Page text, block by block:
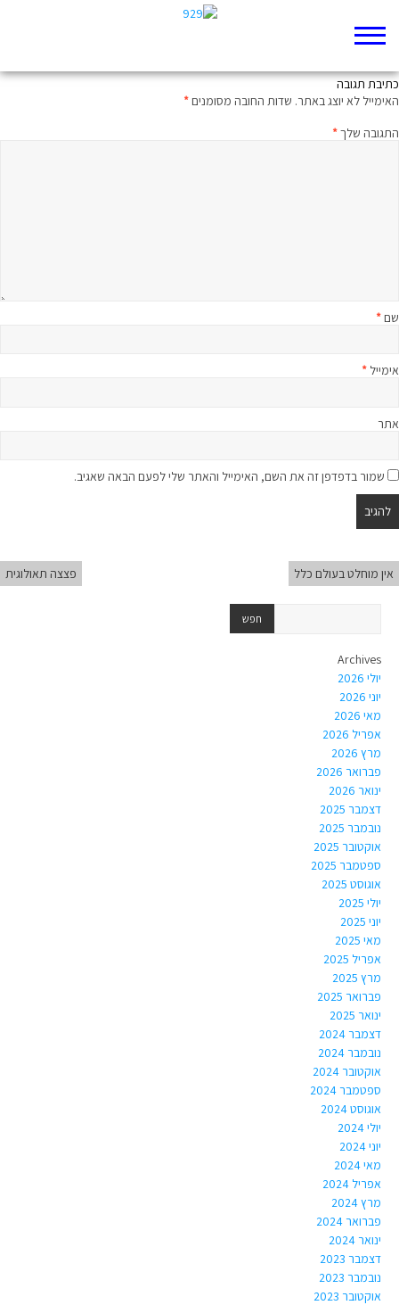
כתיבת תגובה
האימייל לא יוצג באתר. שדות החובה מסומנים*
התגובה שלך*
שם*
אימייל *
אתר
שמור בדפדפן זה את השם, האימייל והאתר שלי לפעם הבאה שאגיב.
אין מוחלט בעולם כלל פצצה תאולוגית
Archives
יולי 2026
יוני 2026
מאי 2026
אפריל 2026
מרץ 2026
פברואר 2026
ינואר 2026
דצמבר 2025
נובמבר 2025
אוקטובר 2025
ספטמבר 2025
אוגוסט 2025
יולי 2025
יוני 2025
מאי 2025
אפריל 2025
מרץ 2025
פברואר 2025
ינואר 2025
דצמבר 2024
נובמבר 2024
אוקטובר 2024
ספטמבר 2024
אוגוסט 2024
יולי 2024
יוני 2024
מאי 2024
אפריל 2024
מרץ 2024
פברואר 2024
ינואר 2024
דצמבר 2023
נובמבר 2023
אוקטובר 2023